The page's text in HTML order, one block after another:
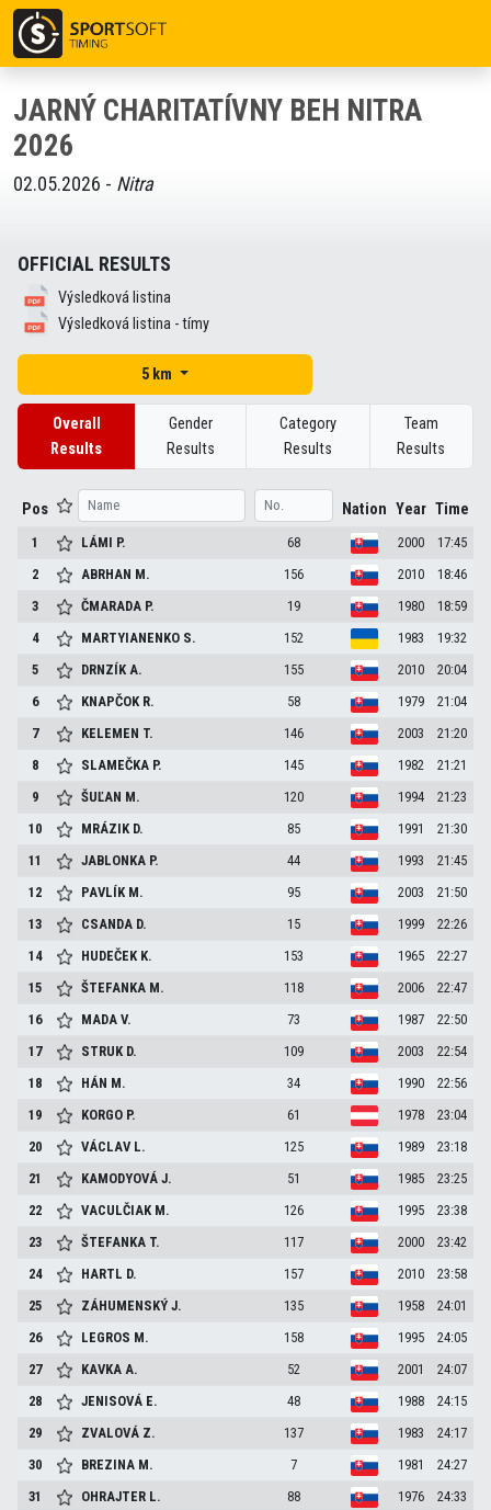
JARNÝ CHARITATÍVNY BEH NITRA
2026
02.05.2026 - Nitra
OFFICIAL RESULTS
Výsledková listina
Výsledková listina - tímy
5 km
Overall
Results
Gender
Results
Category
Results
Team
Results
Pos Nation Year Time
1 LÁMI P. 68 2000
17:45
2
ABRHAN M. 156 2010
18:46
3
ČMARADA P. 19 1980
18:59
4
MARTYIANENKO S. 152 1983
19:32
5
DRNZÍKA. 155 2010
20:04
6
KNAPČOK R. 58 1979
21:04
7
KELEMEN T. 146 2003
21:20
8
SLAMEČKA P. 145 1982
21:21
9
ŠUĽAN M. 120 1994
21:23
10
MRÁZIK D. 85 1991
21:30
11
JABLONKA P. 44 1993
21:45
12
PAVLÍK M. 95 2003
21:50
13
CSANDA D. 15 1999
22:26
14
HUDEČEK K. 153 1965
22:27
15
ŠTEFANKA M. 118 2006
22:47
16
MADAV. 73 1987
22:50
17
STRUK D. 109 2003
22:54
18
HÁN M. 34 1990
22:56
19
KORGO P. 61 1978
23:04
20
VÁCLAV L. 125 1989
23:18
21
KAMODYOVÁJ. 51 1985
23:25
22
VACULČIAK M. 126 1995
23:38
23
ŠTEFANKA T. 117 2000
23:42
24
HARTL D. 157 2010
23:58
25
ZÁHUMENSKÝJ. 135 1958
24:01
26
LEGROS M. 158 1995
24:05
27
KAVKAA. 52 2001
24:07
28
JENISOVÁ E. 48 1988
24:15
29
ZVALOVÁ Z. 137 1983
24:17
30
BREZINA M. 7 1981
24:27
31
OHRAJTER L. 88 1976
24:33